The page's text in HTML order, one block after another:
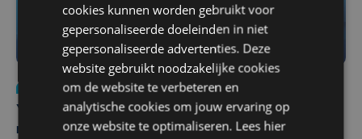
Nieuws
do 6 augustus | 21:30
Yaro (19), slachtoffer van vechtpartij, is na
maandenlange coma overleden
cookies kunnen worden gebruikt voor
gepersonaliseerde doeleinden in niet
gepersonaliseerde advertenties. Deze
website gebruikt noodzakelijke cookies
om de website te verbeteren en
analytische cookies om jouw ervaring op
onze website te optimaliseren. Lees hier